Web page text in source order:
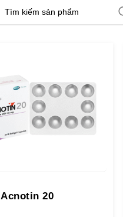
Acnotin 20